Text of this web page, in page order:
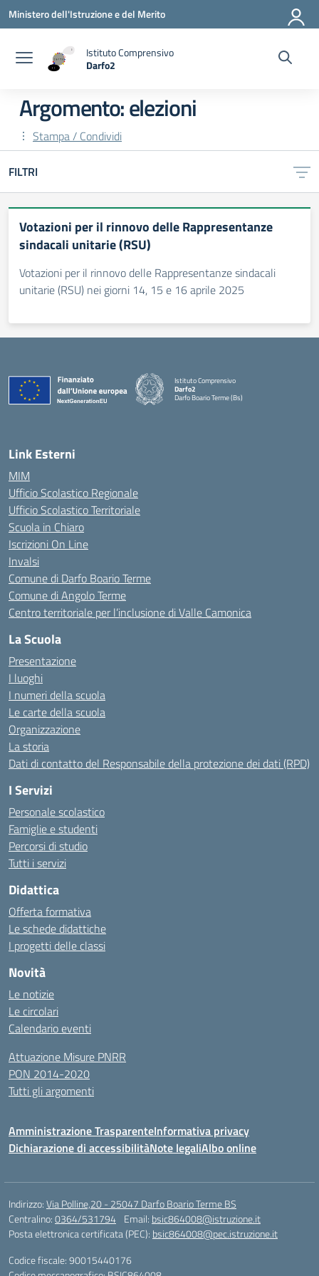
Vai ai contenuti
Vai al menu di navigazione
Vai al footer
Ministero dell'Istruzione e del Merito
Istituto Comprensivo
Darfo2
Argomento: elezioni
Stampa / Condividi
FILTRI
Votazioni per il rinnovo delle Rappresentanze
sindacali unitarie (RSU)
Votazioni per il rinnovo delle Rappresentanze sindacali
unitarie (RSU) nei giorni 14, 15 e 16 aprile 2025
Istituto Comprensivo
Darfo2
Darfo Boario Terme (Bs)
Link Esterni
MIM
Ufficio Scolastico Regionale
Ufficio Scolastico Territoriale
Scuola in Chiaro
Iscrizioni On Line
Invalsi
Comune di Darfo Boario Terme
Comune di Angolo Terme
Centro territoriale per l’inclusione di Valle Camonica
La Scuola
Presentazione
I luoghi
I numeri della scuola
Le carte della scuola
Organizzazione
La storia
Dati di contatto del Responsabile della protezione dei dati (RPD)
I Servizi
Personale scolastico
Famiglie e studenti
Percorsi di studio
Tutti i servizi
Didattica
Offerta formativa
Le schede didattiche
I progetti delle classi
Novità
Le notizie
Le circolari
Calendario eventi
Attuazione Misure PNRR
PON 2014-2020
Tutti gli argomenti
Amministrazione TrasparenteInformativa privacy
Dichiarazione di accessibilitàNote legaliAlbo online
Indirizzo:Via Polline,20 - 25047 Darfo Boario Terme BS
Centralino:0364/531794 Email: bsic864008@istruzione.it
Posta elettronica certificata (PEC): bsic864008@pec.istruzione.it
Codice fiscale: 90015440176